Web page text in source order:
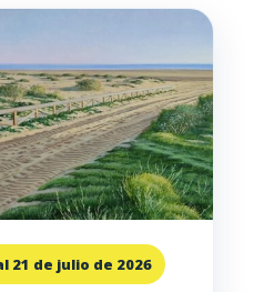
21 de julio de 2026